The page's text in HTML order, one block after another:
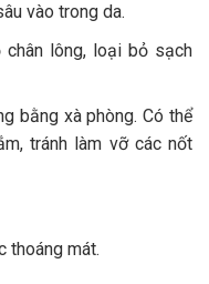
vào trong da.
lông, loại bỏ sạch
bằng xà phòng. Có thể
tránh làm vỡ các nốt
thoáng mát.